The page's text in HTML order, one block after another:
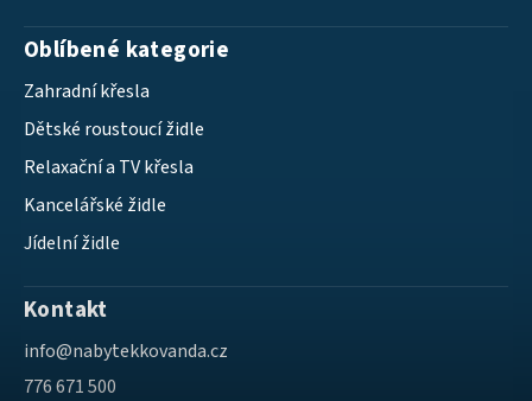
Oblíbené kategorie
Zahradní křesla
Dětské roustoucí židle
Relaxační a TV křesla
Kancelářské židle
Jídelní židle
Kontakt
info@nabytekkovanda.cz
776 671 500